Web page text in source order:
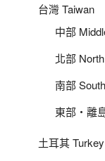
台灣 Taiwan
中部
北部
南部
東部‧離
土耳其 Turkey